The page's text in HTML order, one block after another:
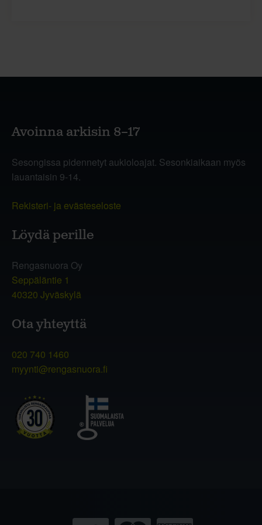
Avoinna arkisin 8–17
Sesongissa pidennetyt aukioloajat. Sesonkiaikaan myös
lauantaisin 9-14.
Rekisteri- ja evästeseloste
Löydä perille
Rengasnuora Oy
Seppäläntie 1
40320 Jyväskylä
Ota yhteyttä
020 740 1460
myynti@rengasnuora.fi